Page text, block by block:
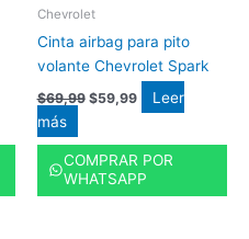
Chevrolet
Cinta airbag para pito
volante Chevrolet Spark
$69,99 $59,99
Leer
más
COMPRAR POR
WHATSAPP